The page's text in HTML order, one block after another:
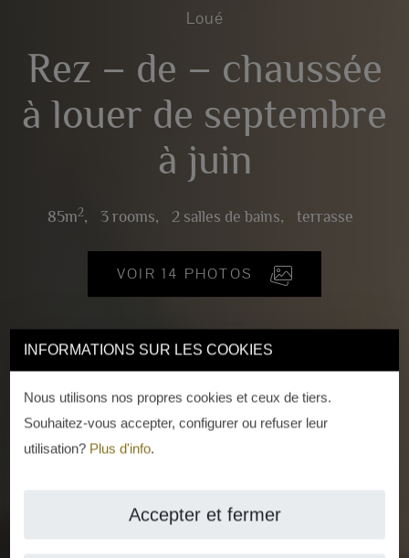
INFORMATIONS SUR LES COOKIES
Nous utilisons nos propres cookies et ceux de tiers.
Souhaitez-vous accepter, configurer ou refuser leur
utilisation? Plus d'info.
Accepter et fermer
Loué
Rez – de – chaussée
à louer de septembre
à juin
85m2, 3 rooms, 2 salles de bains, terrasse
VOIR 14 PHOTOS